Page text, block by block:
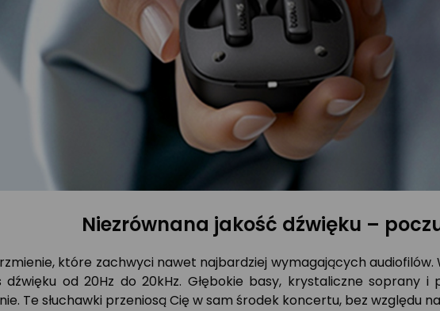
Niezrównana jakość dźwięku –
które zachwyci nawet najbardziej wymagających
dźwięku od 20Hz do 20kHz. Głębokie basy, krystaliczne soprany
Te słuchawki przeniosą Cię w sam środek koncertu, bez względu